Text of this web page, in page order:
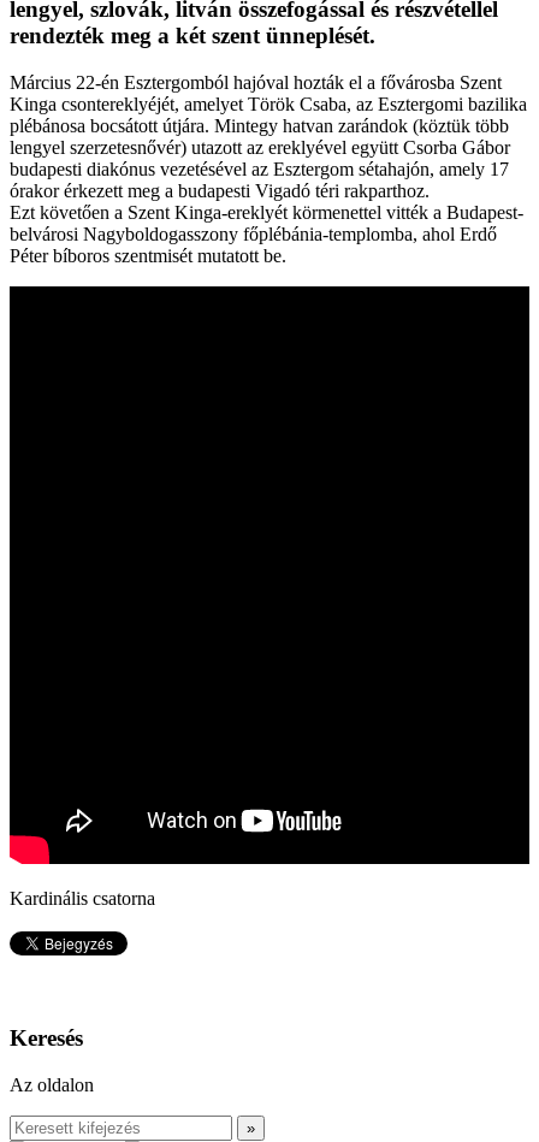
lengyel, szlovák, litván összefogással és részvétellel
rendezték meg a két szent ünneplését.
Március 22-én Esztergomból hajóval hozták el a fővárosba Szent
Kinga csontereklyéjét, amelyet Török Csaba, az Esztergomi bazilika
plébánosa bocsátott útjára. Mintegy hatvan zarándok (köztük több
lengyel szerzetesnővér) utazott az ereklyével együtt Csorba Gábor
budapesti diakónus vezetésével az Esztergom sétahajón, amely 17
órakor érkezett meg a budapesti Vigadó téri rakparthoz.
Ezt követően a Szent Kinga-ereklyét körmenettel vitték a Budapest-
belvárosi Nagyboldogasszony főplébánia-templomba, ahol Erdő
Péter bíboros szentmisét mutatott be.
Kardinális csatorna
Keresés
Az oldalon